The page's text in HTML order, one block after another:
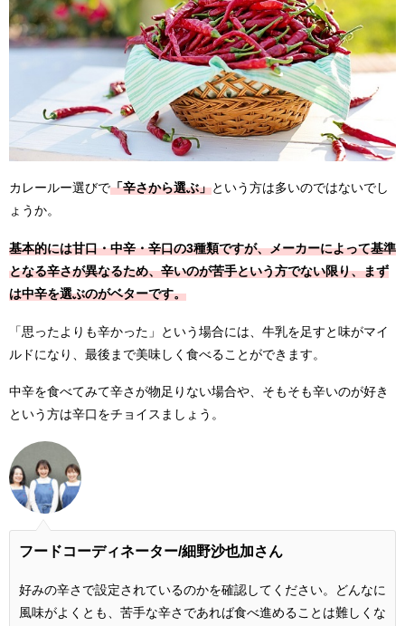
カレールー選びで「辛さから選ぶ」という方は多いのではないでし
ょうか。
基本的には甘口・中辛・辛口の3種類ですが、メーカーによって基準
となる辛さが異なるため、辛いのが苦手という方でない限り、まず
は中辛を選ぶのがベターです。
「思ったよりも辛かった」という場合には、牛乳を足すと味がマイ
ルドになり、最後まで美味しく食べることができます。
中辛を食べてみて辛さが物足りない場合や、そもそも辛いのが好き
という方は辛口をチョイスましょう。
フードコーディネーター/細野沙也加さん
好みの辛さで設定されているのかを確認してください。どんなに
風味がよくとも、苦手な辛さであれば食べ進めることは難しくな